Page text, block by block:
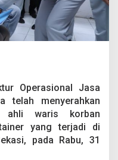
Operasional Jasa
telah menyerahkan
ahli waris korban
yang terjadi di
pada Rabu, 31